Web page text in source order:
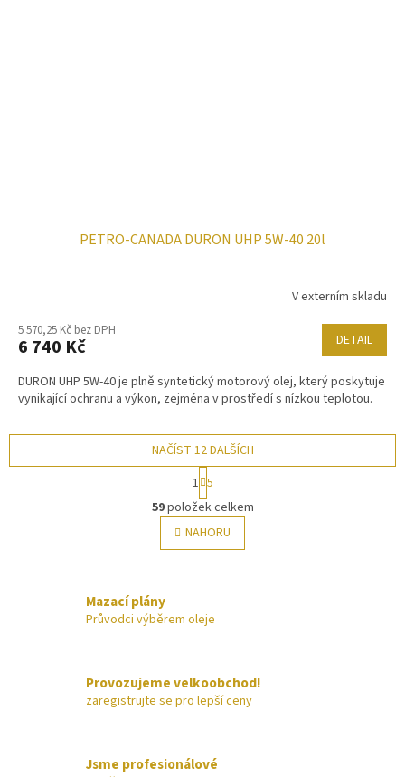
PETRO-CANADA DURON UHP 5W-40 20l
V externím skladu
5 570,25 Kč bez DPH
6 740 Kč DETAIL
DURON UHP 5W-40 je plně syntetický motorový olej, který poskytuje
vynikající ochranu a výkon, zejména v prostředí s nízkou teplotou.
O
v
l
á
í
k
y
p
NAČÍST 12 DALŠÍCH
S
t
r
á
n
k
n
í
1 5
59položek celkem
NAHORU
Mazací plány
Průvodci výběrem oleje
Provozujeme velkoobchod!
zaregistrujte se pro lepší ceny
Jsme profesionálové